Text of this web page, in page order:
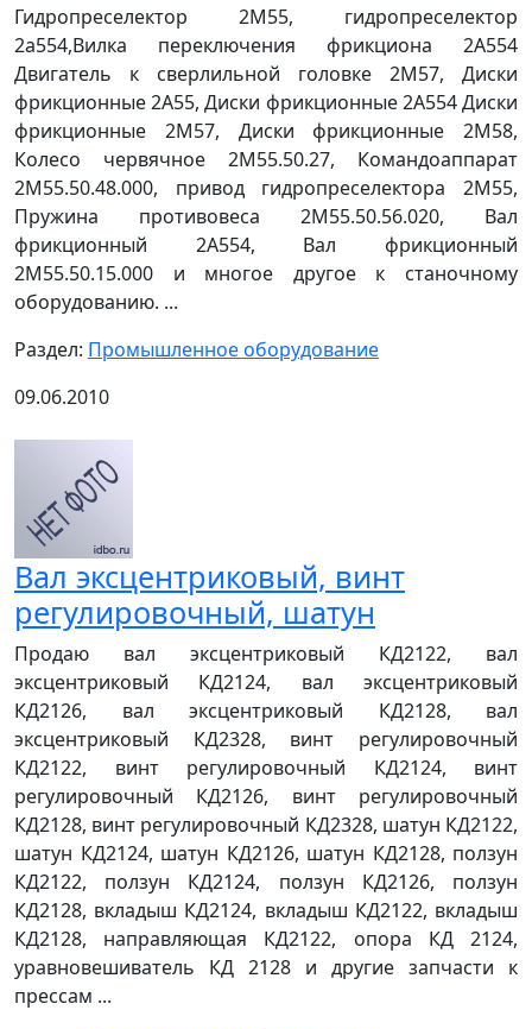
Гидропреселектор 2М55, гидропреселектор
2а554,Вилка переключения фрикциона 2А554
Двигатель к сверлильной головке 2М57, Диски
фрикционные 2А55, Диски фрикционные 2А554 Диски
фрикционные 2М57, Диски фрикционные 2М58,
Колесо червячное 2М55.50.27, Командоаппарат
2М55.50.48.000, привод гидропреселектора 2М55,
Пружина противовеса 2М55.50.56.020, Вал
фрикционный 2А554, Вал фрикционный
2М55.50.15.000 и многое другое к станочному
оборудованию. ...
Раздел: Промышленное оборудование
09.06.2010
Вал эксцентриковый, винт
регулировочный, шатун
Продаю вал эксцентриковый КД2122, вал
эксцентриковый КД2124, вал эксцентриковый
КД2126, вал эксцентриковый КД2128, вал
эксцентриковый КД2328, винт регулировочный
КД2122, винт регулировочный КД2124, винт
регулировочный КД2126, винт регулировочный
КД2128, винт регулировочный КД2328, шатун КД2122,
шатун КД2124, шатун КД2126, шатун КД2128, ползун
КД2122, ползун КД2124, ползун КД2126, ползун
КД2128, вкладыш КД2124, вкладыш КД2122, вкладыш
КД2128, направляющая КД2122, опора КД 2124,
уравновешиватель КД 2128 и другие запчасти к
прессам ...